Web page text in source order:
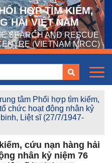
HỢP TÌM KIẾM,
HẢI VIỆT NAM
SEARCH AND RESCUE
(VIETNAM MRCC)
tâm Phối hợp tìm kiếm,
chức hoạt động nhân kỷ
Liệt sĩ (27/7/1947-
cứu nạn hàng hải
nhân kỷ niệm 76